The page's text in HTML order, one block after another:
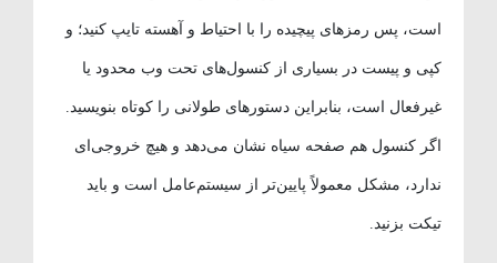
است، پس رمزهای پیچیده را با احتیاط و آهسته تایپ کنید؛ و
کپی و پیست در بسیاری از کنسول‌های تحت وب محدود یا
غیرفعال است، بنابراین دستورهای طولانی را کوتاه بنویسید.
اگر کنسول هم صفحه سیاه نشان می‌دهد و هیچ خروجی‌ای
ندارد، مشکل معمولاً پایین‌تر از سیستم‌عامل است و باید
تیکت بزنید.